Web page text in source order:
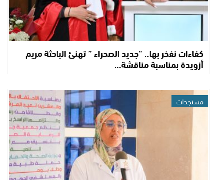
كفاءات نفخر بها.. “جديد الصحراء ” تهنئ الباحثة مريم
أزويدة بمناسبة مناقشة…
مستجدات